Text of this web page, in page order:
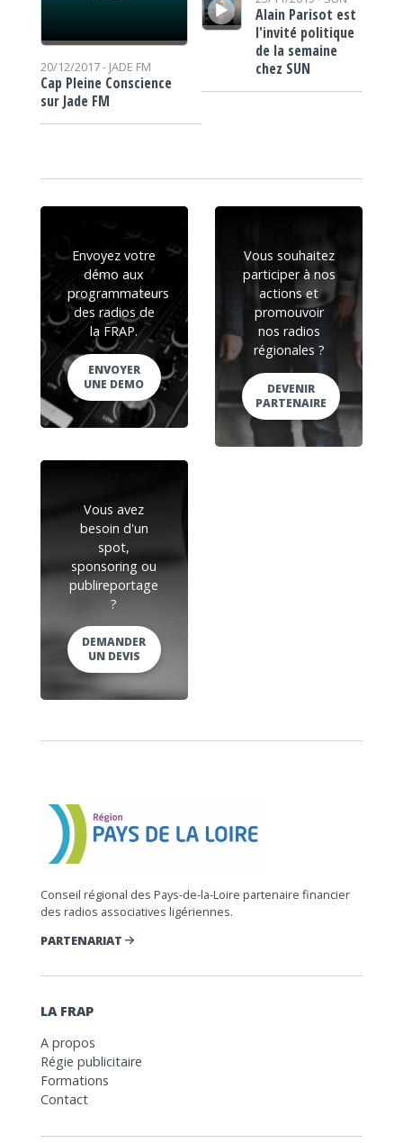
20/12/2017 - JADE FM
Cap Pleine Conscience
sur Jade FM
Alain Parisot est
l'invité politique
de la semaine
chez SUN
Envoyez votre
démo aux
programmateurs
des radios de
la FRAP.
ENVOYER
UNE DEMO
Vous souhaitez
participer à nos
actions et
promouvoir
nos radios
régionales ?
DEVENIR
PARTENAIRE
Vous avez
besoin d'un
spot,
sponsoring ou
publireportage
?
DEMANDER
UN DEVIS
Conseil régional des Pays-de-la-Loire partenaire financier
des radios associatives ligériennes.
PARTENARIAT
LA FRAP
A propos
Régie publicitaire
Formations
Contact